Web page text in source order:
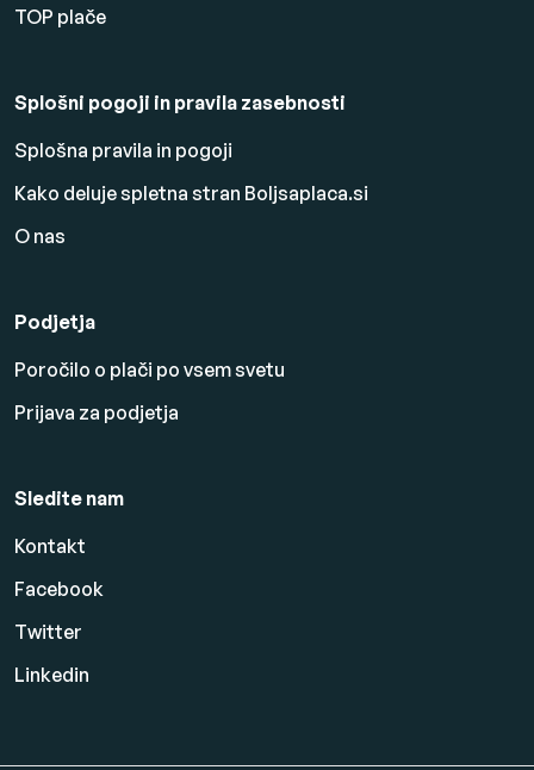
TOP plače
Splošni pogoji in pravila zasebnosti
Splošna pravila in pogoji
Kako deluje spletna stran Boljsaplaca.si
O nas
Podjetja
Poročilo o plači po vsem svetu
Prijava za podjetja
Sledite nam
Kontakt
Facebook
Twitter
Linkedin